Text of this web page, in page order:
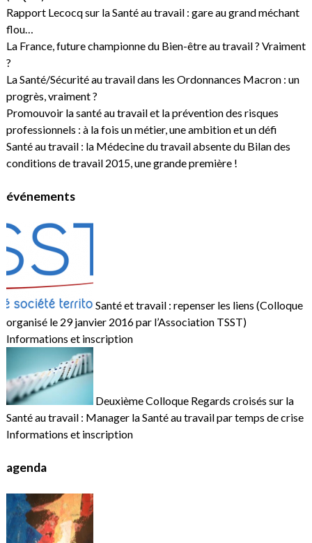
Rapport Lecocq sur la Santé au travail : gare au grand méchant
flou…
La France, future championne du Bien-être au travail ? Vraiment
?
La Santé/Sécurité au travail dans les Ordonnances Macron : un
progrès, vraiment ?
Promouvoir la santé au travail et la prévention des risques
professionnels : à la fois un métier, une ambition et un défi
Santé au travail : la Médecine du travail absente du Bilan des
conditions de travail 2015, une grande première !
événements
Santé et travail : repenser les liens (Colloque
organisé le 29 janvier 2016 par l’Association TSST)
Informations et inscription
Deuxième Colloque Regards croisés sur la
Santé au travail : Manager la Santé au travail par temps de crise
Informations et inscription
agenda